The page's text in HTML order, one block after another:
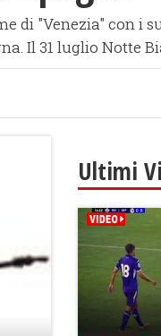
di "Venezia" con i
Il 31 luglio Notte
Ultimi